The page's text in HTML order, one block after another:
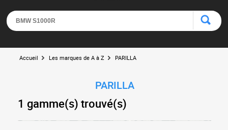
Accueil Les marques de A à Z PARILLA
PARILLA
1 gamme(s) trouvé(s)